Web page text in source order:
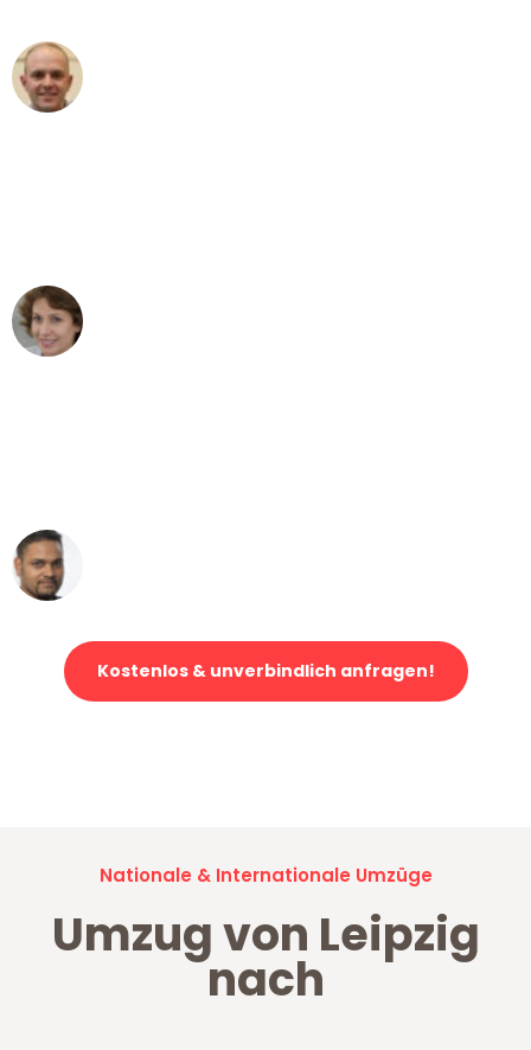
Kostenlos & unverbindlich anfragen!
Nationale & Internationale Umzüge
Umzug von Leipzig
nach